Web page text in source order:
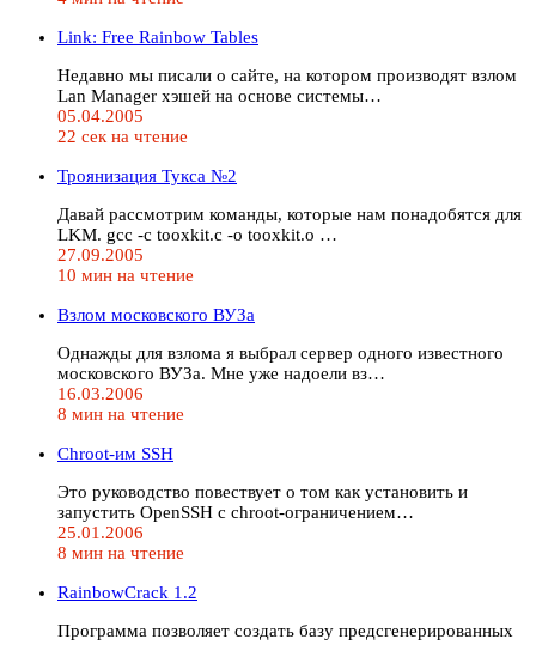
Link: Free Rainbow Tables
Недавно мы писали о сайте, на котором производят взлом
Lan Manager хэшей на основе системы…
05.04.2005
22 сек на чтение
Троянизация Тукса №2
Давай рассмотрим команды, которые нам понадобятся для
LKM. gcc -c tooxkit.c -o tooxkit.o …
27.09.2005
10 мин на чтение
Взлом московского ВУЗа
Однажды для взлома я выбрал сервер одного известного
московского ВУЗа. Мне уже надоели вз…
16.03.2006
8 мин на чтение
Chroot-им SSH
Это руководство повествует о том как установить и
запустить OpenSSH с chroot-ограничением…
25.01.2006
8 мин на чтение
RainbowCrack 1.2
Программа позволяет создать базу предсгенерированных